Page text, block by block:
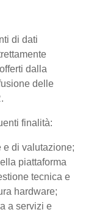
di dati
dalla
delle
finalità:
e di valutazione;
piattaforma
tecnica e
hardware;
a servizi e